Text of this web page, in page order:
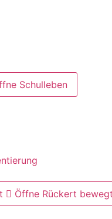
Schulleben
Öffne Rückert